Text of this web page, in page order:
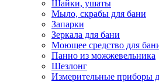
Шайки, ушаты
Мыло, скрабы для бани
Запарки
Зеркала для бани
Моющее средство для
Панно из можжевельника
Шезлонг
Измерительные приборы